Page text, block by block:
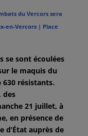
du Vercors sera
en-Vercors | Place
se sont écoulées
le maquis du
630 résistants.
des
21 juillet, à
en présence de
d’État auprès de